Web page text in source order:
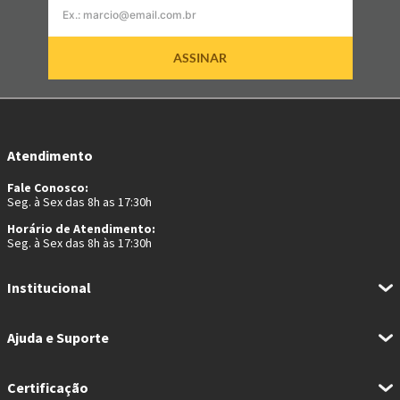
clínica APROVOZ, especializando-se na reabilitação e no
aperfeiçoamento vocal de profissionais para os quais a voz é uma
ferramenta indispensável. Também expressa a sua paixão pela música
ASSINAR
Atendimento
Fale Conosco:
Seg. à Sex das 8h as 17:30h
Horário de Atendimento:
Seg. à Sex das 8h às 17:30h
Institucional
Ajuda e Suporte
Certificação